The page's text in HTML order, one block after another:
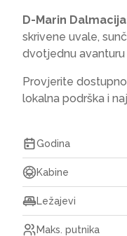
D-Marin
skrivene uvale,
dvotjednu avanturu
Provjerite
lokalna podrška i
Godina
Kabine
Ležajevi
Maks. putnika